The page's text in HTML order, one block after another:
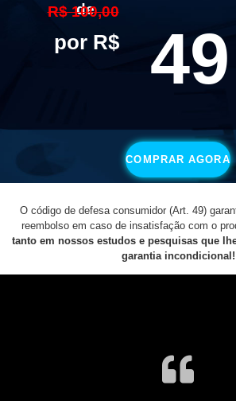
de
R$ 100,00
por R$ 49
COMPRAR AGORA
O código de defesa consumidor (Art. 49)
reembolso em caso de insatisfação com o
tanto em nossos estudos e pesquisas que
garantia incondicional!